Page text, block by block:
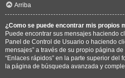
Arriba
¿Como se puede encontrar mis propios
Puede encontrar sus mensajes haciendo
Panel de Control de Usuario o haciendo
mensajes” a través de su propio página
“Enlaces rápidos” en la parte superior del
la página de búsqueda avanzada y